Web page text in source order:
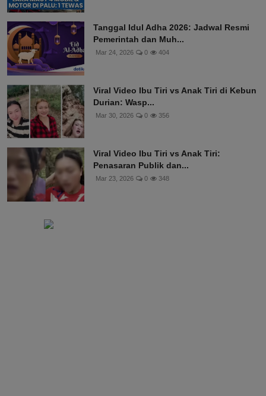
Tanggal Idul Adha 2026: Jadwal Resmi
Pemerintah dan Muh...
Mar 24, 2026 0 404
Viral Video Ibu Tiri vs Anak Tiri di Kebun
Durian: Wasp...
Mar 30, 2026 0 356
Viral Video Ibu Tiri vs Anak Tiri:
Penasaran Publik dan...
Mar 23, 2026 0 348